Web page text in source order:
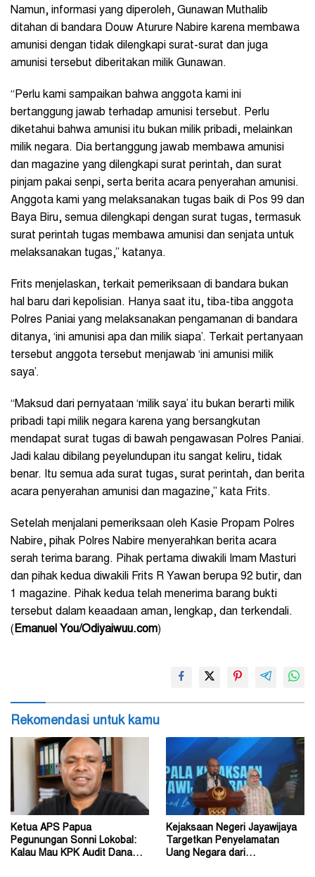
Namun, informasi yang diperoleh, Gunawan Muthalib
ditahan di bandara Douw Aturure Nabire karena membawa
amunisi dengan tidak dilengkapi surat-surat dan juga
amunisi tersebut diberitakan milik Gunawan.
“Perlu kami sampaikan bahwa anggota kami ini
bertanggung jawab terhadap amunisi tersebut. Perlu
diketahui bahwa amunisi itu bukan milik pribadi, melainkan
milik negara. Dia bertanggung jawab membawa amunisi
dan magazine yang dilengkapi surat perintah, dan surat
pinjam pakai senpi, serta berita acara penyerahan amunisi.
Anggota kami yang melaksanakan tugas baik di Pos 99 dan
Baya Biru, semua dilengkapi dengan surat tugas, termasuk
surat perintah tugas membawa amunisi dan senjata untuk
melaksanakan tugas,” katanya.
Frits menjelaskan, terkait pemeriksaan di bandara bukan
hal baru dari kepolisian. Hanya saat itu, tiba-tiba anggota
Polres Paniai yang melaksanakan pengamanan di bandara
ditanya, ‘ini amunisi apa dan milik siapa’. Terkait pertanyaan
tersebut anggota tersebut menjawab ‘ini amunisi milik
saya’.
“Maksud dari pernyataan ‘milik saya’ itu bukan berarti milik
pribadi tapi milik negara karena yang bersangkutan
mendapat surat tugas di bawah pengawasan Polres Paniai.
Jadi kalau dibilang peyelundupan itu sangat keliru, tidak
benar. Itu semua ada surat tugas, surat perintah, dan berita
acara penyerahan amunisi dan magazine,” kata Frits.
Setelah menjalani pemeriksaan oleh Kasie Propam Polres
Nabire, pihak Polres Nabire menyerahkan berita acara
serah terima barang. Pihak pertama diwakili Imam Masturi
dan pihak kedua diwakili Frits R Yawan berupa 92 butir, dan
1 magazine. Pihak kedua telah menerima barang bukti
tersebut dalam keaadaan aman, lengkap, dan terkendali.
( Emanuel You/Odiyaiwuu.com)
Rekomendasi untuk kamu
Ketua APS Papua
Pegunungan Sonni Lokobal:
Kalau Mau KPK Audit Dana
Kejaksaan Negeri Jayawijaya
Targetkan Penyelamatan
Uang Negara dari